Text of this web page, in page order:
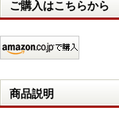
ご購入はこちらから
商品説明